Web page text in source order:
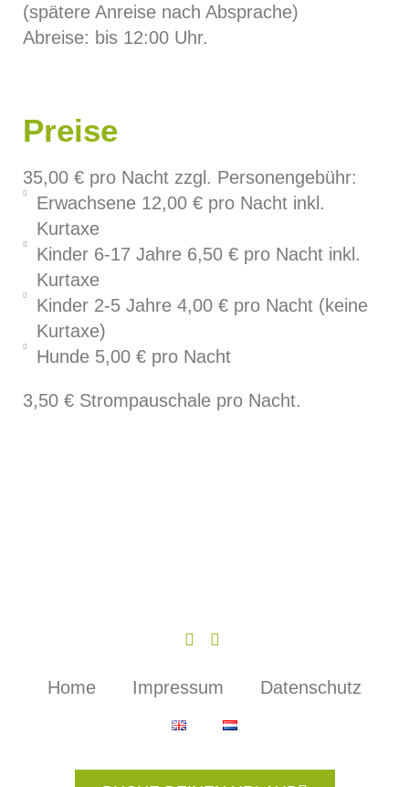
(spätere Anreise nach Absprache)
Abreise: bis 12:00 Uhr.
Preise
35,00 € pro Nacht zzgl. Personengebühr:
Erwachsene 12,00 € pro Nacht inkl.
Kurtaxe
Kinder 6-17 Jahre 6,50 € pro Nacht inkl.
Kurtaxe
Kinder 2-5 Jahre 4,00 € pro Nacht (keine
Kurtaxe)
Hunde 5,00 € pro Nacht
3,50 € Strompauschale pro Nacht.
Home Impressum Datenschutz